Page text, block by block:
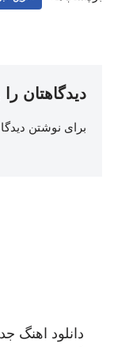
دیدگاهتان را
برای نوشتن
دانلود اهنگ